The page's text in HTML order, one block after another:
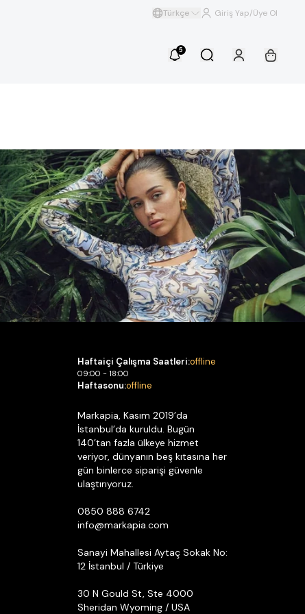
Türkçe Giriş Yap/Üye Ol
5
Haftaiçi Çalışma Saatleri:offline
09:00 - 18:00
Haftasonu:offline
Markapia, Kasım 2019’da
İstanbul’da kuruldu. Bugün
140’tan fazla ülkeye hizmet
veriyor, dünyanın beş kıtasına her
gün binlerce siparişi güvenle
ulaştırıyoruz.
0850 888 6742
info@markapia.com
Sanayi Mahallesi Aytaç Sokak No:
12 İstanbul / Türkiye
30 N Gould St, Ste 4000
Sheridan Wyoming / USA